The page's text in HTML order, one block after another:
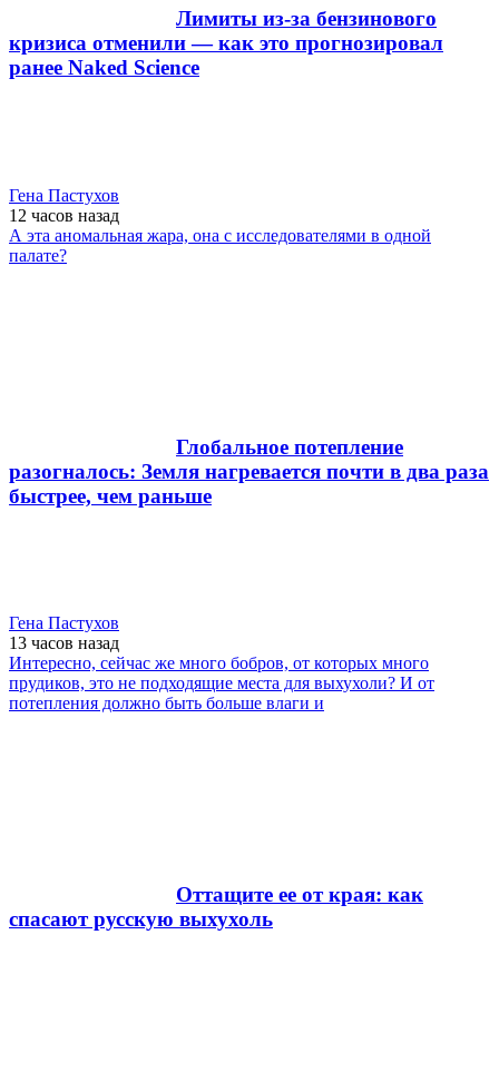
Лимиты из-за бензинового
кризиса отменили — как это прогнозировал
ранее Naked Science
Гена Пастухов
12 часов назад
А эта аномальная жара, она с исследователями в одной
палате?
Глобальное потепление
разогналось: Земля нагревается почти в два раза
быстрее, чем раньше
Гена Пастухов
13 часов назад
Интересно, сейчас же много бобров, от которых много
прудиков, это не подходящие места для выхухоли? И от
потепления должно быть больше влаги и
Оттащите ее от края: как
спасают русскую выхухоль